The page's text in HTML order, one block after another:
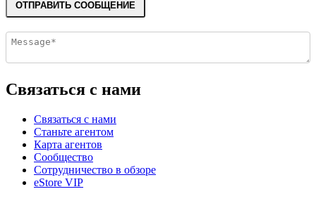
ОТПРАВИТЬ СООБЩЕНИЕ
Связаться с нами
Связаться с нами
Станьте агентом
Карта агентов
Сообщество
Сотрудничество в обзоре
eStore VIP